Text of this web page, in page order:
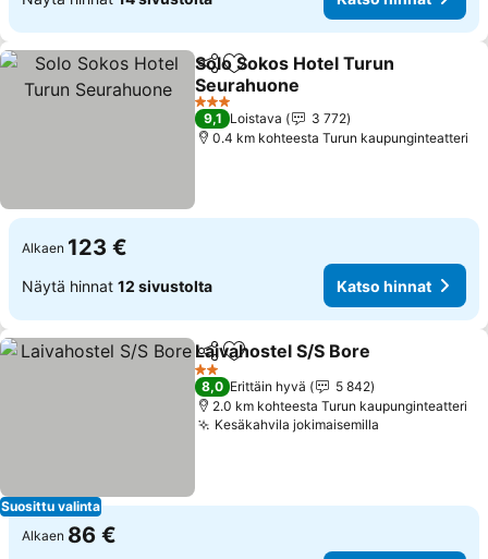
Jaa Lisää suosikkeihin
Solo Sokos Hotel Turun
Seurahuone
Katso hinnat
3 Tähtiluokitus
9,1 Loistava
3 772
0.4 km kohteesta Turun kaupunginteatteri
Alkaen 123 €
Näytä hinnat 12 sivustolta Katso hinnat
Suosittu valinta
Jaa Lisää suosikkeihin
Laivahostel S/S Bore
2 Tähtiluokitus
8,0 Erittäin hyvä
5 842
2.0 km kohteesta Turun kaupunginteatteri
Kesäkahvila jokimaisemilla
Alkaen 86 €